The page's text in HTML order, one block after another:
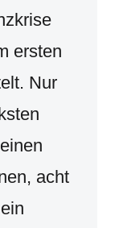
ersten
Nur
acht